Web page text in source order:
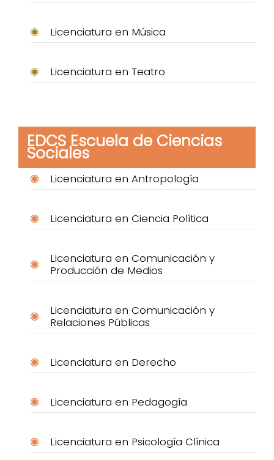
Licenciatura en Música
Licenciatura en Teatro
EDCS Escuela de Ciencias
Sociales
Licenciatura en Antropología
Licenciatura en Ciencia Política
Licenciatura en Comunicación y
Producción de Medios
Licenciatura en Comunicación y
Relaciones Públicas
Licenciatura en Derecho
Licenciatura en Pedagogía
Licenciatura en Psicología Clínica